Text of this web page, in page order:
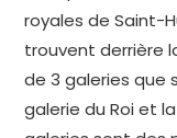
royales de Saint-
trouvent derrière
de 3 galeries que
galerie du Roi et